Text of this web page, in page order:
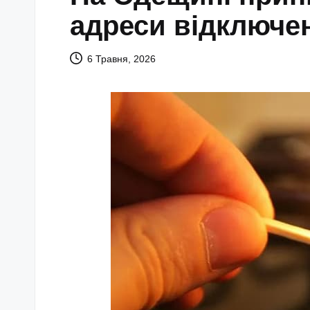
адреси
6 Травня, 2026